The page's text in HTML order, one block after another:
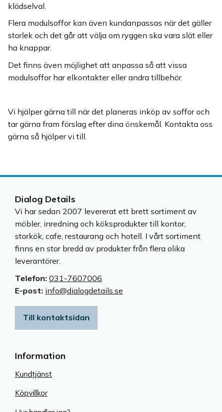
klädselval.
Flera modulsoffor kan även kundanpassas när det gäller
storlek och det går att välja om ryggen ska vara slät eller
ha knappar.
Det finns även möjlighet att anpassa så att vissa
modulsoffor har elkontakter eller andra tillbehör.
Vi hjälper gärna till när det planeras inköp av soffor och
tar gärna fram förslag efter dina önskemål. Kontakta oss
gärna så hjälper vi till.
Information
Kundtjänst
Köpvillkor
Dialog Details
Vi har sedan 2007 levererat ett brett sortiment av
möbler, inredning och köksprodukter till kontor,
storkök, cafe, restaurang och hotell. I vårt sortiment
finns en stor bredd av produkter från flera olika
leverantörer.
Telefon: 031-7607006
E-post: info@dialogdetails.se
Till kontaktsidan